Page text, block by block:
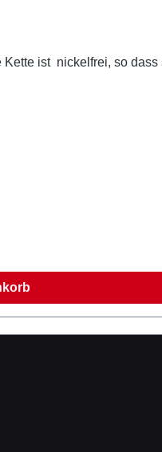
ist nickelfrei, so